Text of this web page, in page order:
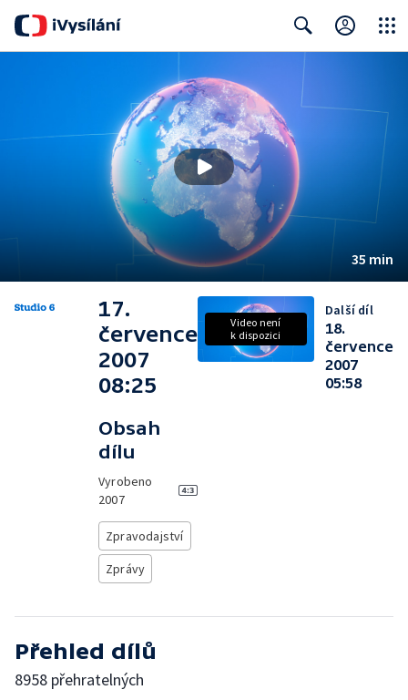
35 min
17.
července
2007
08:25
Obsah
dílu
Vyrobeno
2007
Zpravodajství
Zprávy
Video není
k dispozici
Další díl
18.
července
2007
05:58
Přehled dílů
8958 přehratelných